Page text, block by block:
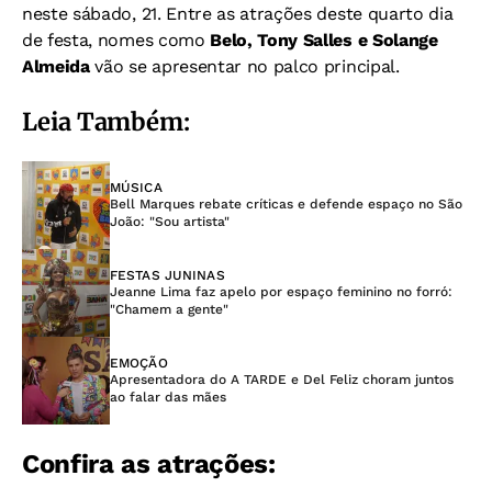
neste sábado, 21. Entre as atrações deste quarto dia
de festa, nomes como Belo, Tony Salles e Solange
Almeidavão se apresentar no palco principal.
Leia Também:
MÚSICA
Bell Marques rebate críticas e defende espaço no São
João: "Sou artista"
FESTAS JUNINAS
Jeanne Lima faz apelo por espaço feminino no forró:
"Chamem a gente"
EMOÇÃO
Apresentadora do A TARDE e Del Feliz choram juntos
ao falar das mães
Confira as atrações: